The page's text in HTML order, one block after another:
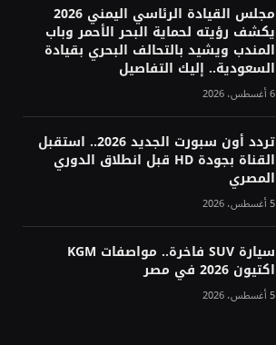
مجلس القيادة الرئاسي اليمني 2026
يكشف رؤيته لحماية البحر الأحمر وباب
المندب ويشيد بالتحالف البحري بقيادة
السعودية.. إليك التفاصيل
6 أغسطس، 2026
تردد أون سبورت الجديد 2026.. استقبل
القناة بجودة HD قبل انطلاق الدوري
المصري
5 أغسطس، 2026
سيارة SUV فاخرة.. مواصفات KGM
اكتيون 2026 في مصر
5 أغسطس، 2026